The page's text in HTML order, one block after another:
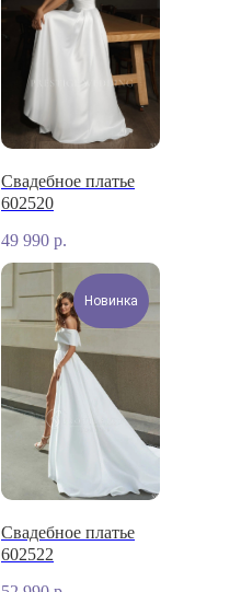
Свадебное платье
602520
49 990 р.
Новинка
Свадебное платье
602522